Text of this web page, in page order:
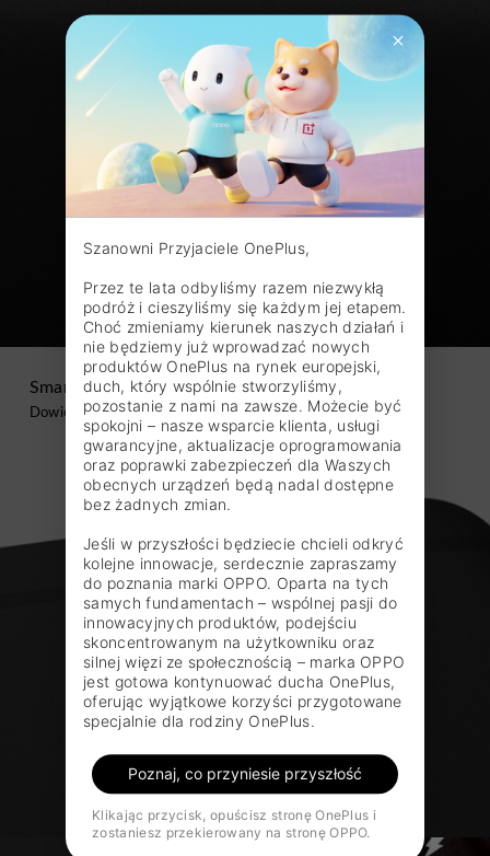
Smart Capture Camera
Dowiedz się więcej
Szanowni Przyjaciele OnePlus,
Przez te lata odbyliśmy razem niezwykłą
podróż i cieszyliśmy się każdym jej etapem.
Choć zmieniamy kierunek naszych działań i
nie będziemy już wprowadzać nowych
produktów OnePlus na rynek europejski,
duch, który wspólnie stworzyliśmy,
pozostanie z nami na zawsze. Możecie być
spokojni – nasze wsparcie klienta, usługi
gwarancyjne, aktualizacje oprogramowania
oraz poprawki zabezpieczeń dla Waszych
obecnych urządzeń będą nadal dostępne
bez żadnych zmian.
Jeśli w przyszłości będziecie chcieli odkryć
kolejne innowacje, serdecznie zapraszamy
do poznania marki OPPO. Oparta na tych
samych fundamentach – wspólnej pasji do
innowacyjnych produktów, podejściu
skoncentrowanym na użytkowniku oraz
silnej więzi ze społecznością – marka OPPO
jest gotowa kontynuować ducha OnePlus,
oferując wyjątkowe korzyści przygotowane
specjalnie dla rodziny OnePlus.
Poznaj, co przyniesie przyszłość
Klikając przycisk, opuścisz stronę OnePlus i
zostaniesz przekierowany na stronę OPPO.